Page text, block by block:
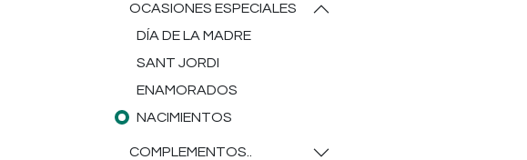
OCASIONES ESPECIALES
DÍA DE LA MADRE
SANT JORDI
ENAMORADOS
NACIMIENTOS
COMPLEMENTOS..